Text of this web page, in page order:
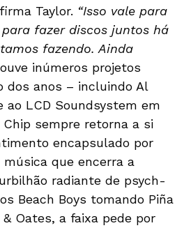
Taylor. “Isso vale para
fazer discos juntos há
fazendo. Ainda
inúmeros projetos
dos anos – incluindo Al
ao LCD Soundsystem em
sempre retorna a si
encapsulado por
música que encerra a
radiante de psych-
Beach Boys tomando Piña
Oates, a faixa pede por